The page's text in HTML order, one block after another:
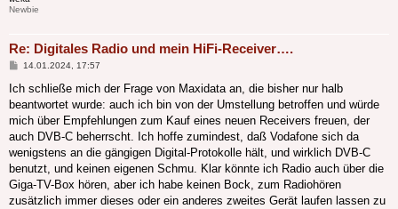
Newbie
Re: Digitales Radio und mein HiFi-Receiver….
Beitrag
14.01.2024, 17:57
Ich schließe mich der Frage von Maxidata an, die bisher nur halb
beantwortet wurde: auch ich bin von der Umstellung betroffen und würde
mich über Empfehlungen zum Kauf eines neuen Receivers freuen, der
auch DVB-C beherrscht. Ich hoffe zumindest, daß Vodafone sich da
wenigstens an die gängigen Digital-Protokolle hält, und wirklich DVB-C
benutzt, und keinen eigenen Schmu. Klar könnte ich Radio auch über die
Giga-TV-Box hören, aber ich habe keinen Bock, zum Radiohören
zusätzlich immer dieses oder ein anderes zweites Gerät laufen lassen zu